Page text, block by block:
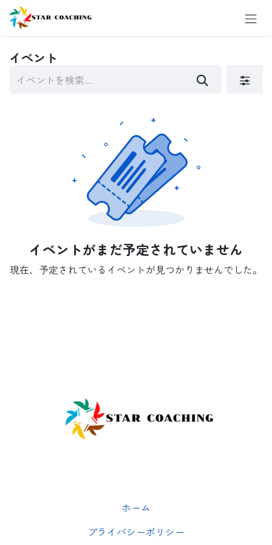
コンテンツへスキップ
イベント
イベントがまだ予定されていません
現在、予定されているイベントが見つかりませんでした。
ホーム
プライバシーポリシー